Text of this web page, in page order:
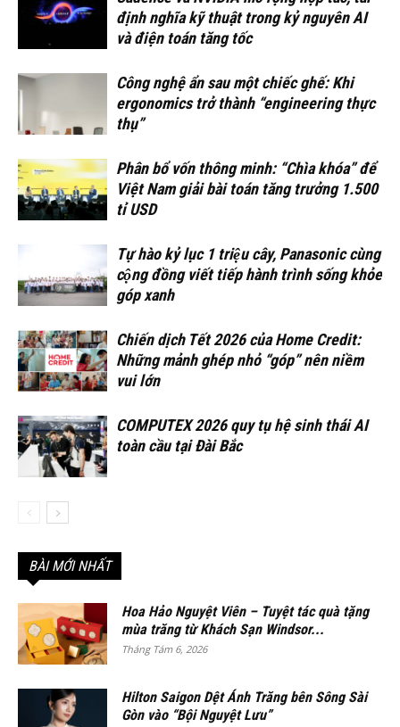
định nghĩa kỹ thuật trong kỷ nguyên AI
và điện toán tăng tốc
Công nghệ ẩn sau một chiếc ghế: Khi
ergonomics trở thành “engineering thực
thụ”
Phân bổ vốn thông minh: “Chìa khóa” để
Việt Nam giải bài toán tăng trưởng 1.500
tỉ USD
Tự hào kỷ lục 1 triệu cây, Panasonic cùng
cộng đồng viết tiếp hành trình sống khỏe
góp xanh
Chiến dịch Tết 2026 của Home Credit:
Những mảnh ghép nhỏ “góp” nên niềm
vui lớn
COMPUTEX 2026 quy tụ hệ sinh thái AI
toàn cầu tại Đài Bắc
BÀI MỚI NHẤT
Hoa Hảo Nguyệt Viên – Tuyệt tác quà tặng
mùa trăng từ Khách Sạn Windsor...
Tháng Tám 6, 2026
Hilton Saigon Dệt Ánh Trăng bên Sông Sài
Gòn vào “Bội Nguyệt Lưu”